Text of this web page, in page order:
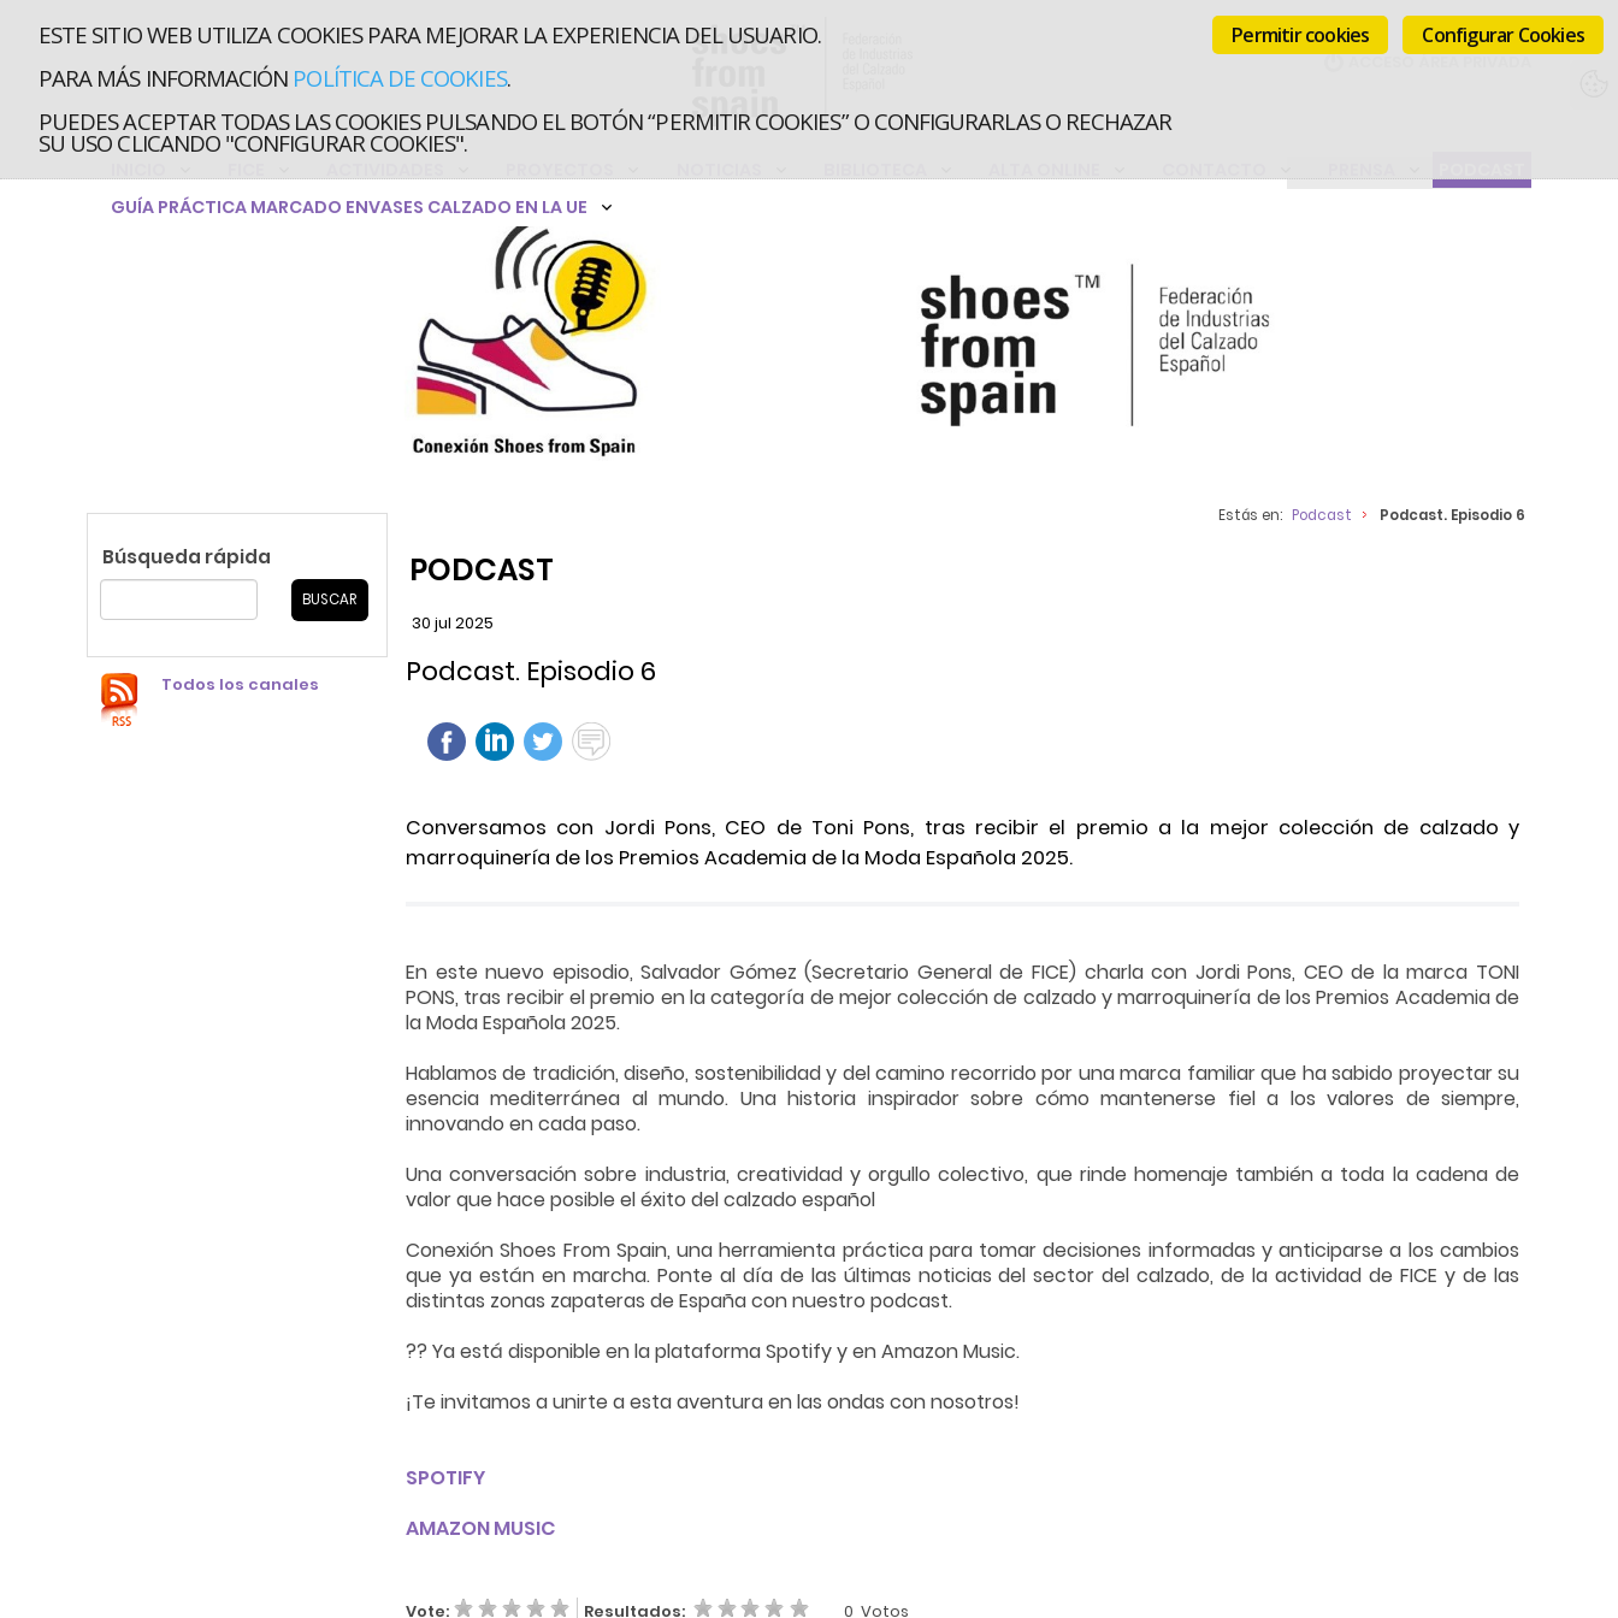
ESTE SITIO WEB UTILIZA COOKIES PARA MEJORAR LA EXPERIENCIA DEL USUARIO.
PARA MÁS INFORMACIÓN POLÍTICA DE COOKIES.
PUEDES ACEPTAR TODAS LAS COOKIES PULSANDO EL BOTÓN “PERMITIR COOKIES” O CONFIGURARLAS O RECHAZAR
SU USO CLICANDO "CONFIGURAR COOKIES".
Configurar Cookies
Permitir cookies
GUÍA PRÁCTICA MARCADO ENVASES CALZADO EN LA UE
Estás en: Podcast Podcast. Episodio 6
PODCAST
30 jul 2025
Podcast. Episodio 6
Conversamos con Jordi Pons, CEO de Toni Pons, tras recibir el premio a la mejor colección de calzado y
marroquinería de los Premios Academia de la Moda Española 2025.
En este nuevo episodio, Salvador Gómez (Secretario General de FICE) charla con Jordi Pons, CEO de la marca TONI
PONS, tras recibir el premio en la categoría de mejor colección de calzado y marroquinería de los Premios Academia de
la Moda Española 2025.
Hablamos de tradición, diseño, sostenibilidad y del camino recorrido por una marca familiar que ha sabido proyectar su
esencia mediterránea al mundo. Una historia inspirador sobre cómo mantenerse fiel a los valores de siempre,
innovando en cada paso.
Una conversación sobre industria, creatividad y orgullo colectivo, que rinde homenaje también a toda la cadena de
valor que hace posible el éxito del calzado español
Conexión Shoes From Spain, una herramienta práctica para tomar decisiones informadas y anticiparse a los cambios
que ya están en marcha. Ponte al día de las últimas noticias del sector del calzado, de la actividad de FICE y de las
distintas zonas zapateras de España con nuestro podcast.
?? Ya está disponible en la plataforma Spotify y en Amazon Music.
¡Te invitamos a unirte a esta aventura en las ondas con nosotros!
SPOTIFY
AMAZON MUSIC
Vote: Resultados: 0 Votos
Búsqueda rápida
Todos los canales